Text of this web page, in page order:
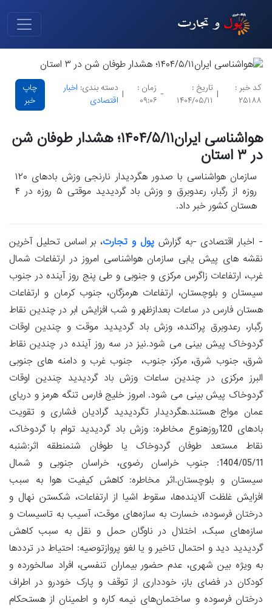
کد خبر :
۲۵۱۸۸
|
تاریخ :
۱۴۰۴/۰۵/۱۱
-
زمان :
۰۹:۰۶
|
دسته بندی: اخبار
اقتصادی
چاپ
خبر
هواشناسی ایران۱۴۰۴/۵/۱۱؛ هشدار طوفان شن
در ۳ استان
سازمان هواشناسی با صدور هگردیدار نارنجی وزش بادهای ۱۲۰
روزه از رگبار، رعدوبرق و وزش باد گردیدید موقتی ۵ روزه در ۴
هستان کشور خبر داد.
- اخبار اقتصادی -به گزارشپول و تجارت، بر اساس تحلیل آخرین
نقشه های پیش یابی سازمان هواشناسی امروز در ارتفاعات شمال
غرب، ارتفاعات زاگرس مرکزی و جنوبی و طی پنج روز آینده در جنوب
سیستان و بلوچستان، ارتفاعات هرمزگان، جنوب کرمان و ارتفاعات
هستان فارس در ساعات بعدازظهر و شب افزایش ابر در چندین نقاط
رگبار، رعدوبرق پراکنده، وزش باد گردیدید موقت و چندین اوقات
گردوخاک پیش بینی می شود.نیز در سه روز آینده در چندین نقاط
شرق، جنوب شرق، مرکز، جنوب، جنوب غرب و دامنه های جنوبی
البرز مرکزی در چندین ساعات وزش باد گردیدید چندین اوقات
گردوخاک پیش بینی می شود. امروز خلیج فارس تنگه هرمز و دریای
عمان مواج هستند.هگردیدار تگردیدید گرادیان فشاری و تقویت
بادهای 120روزهنوع مخاطره: وزش باد گردیدید توام با گردوخاک،
نقاط مستعد طوفان گردوخاک یا طوفان شنمنطقه اثر:شنبه
1404/05/11: جنوب خراسان رضوی، خراسان جنوبی و شمال
سیستان و بلوچستان.اثر مخاطره: کاهش کیفیت هوا به سبب
افزایش غلظت آلاینده‌ها، سقوط اشیا از ارتفاعات، شکستن نهال و
درختان فرسوده، خسارت به سازه‌های موقت، آسیب به تاسیسات و
سازه‌های سبک، اختلال در ناوگان حمل و نقل به سبب کاهش
گردیدید دید و احتمال تاخیر و یا لغو پروازتوصیه: احتیاط در ترددها
به ویژه بین شهری، عدم حضور بیماران تنفسی، افراد سالخورده و
کودکان در فضای باز، خودداری از توقف و پارک خودرو در اطراف
درختان فرسوده و ساختمان‌های نیمه کاره و اطمینان از هستحکام